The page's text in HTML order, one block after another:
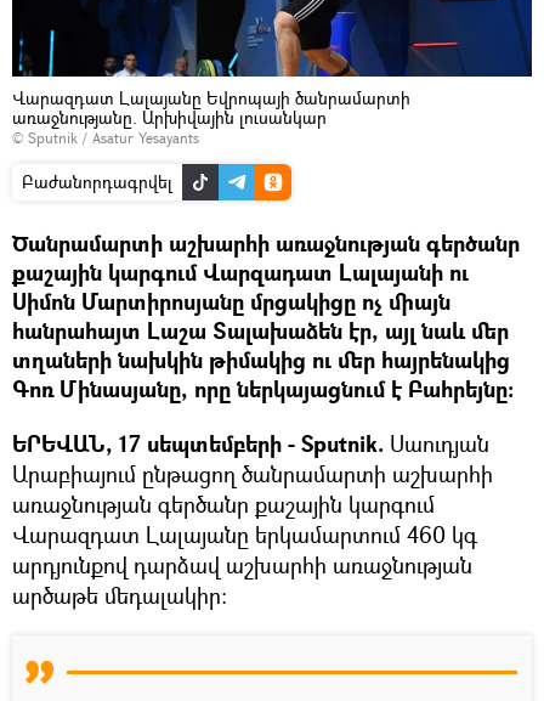
Վարազդատ Լալայանը Եվրոպայի ծանրամարտի
առաջնությանը. Արխիվային լուսանկար
© Sputnik / Asatur Yesayants
Բաժանորդագրվել
Ծանրամարտի աշխարհի առաջնության գերծանր
քաշային կարգում Վարզադատ Լալայանի ու
Սիմոն Մարտիրոսյանը մրցակիցը ոչ միայն
հանրահայտ Լաշա Տալախաձեն էր, այլ նաև մեր
տղաների նախկին թիմակից ու մեր հայրենակից
Գոռ Մինասյանը, որը ներկայացնում է Բահրեյնը։
ԵՐԵՎԱՆ, 17 սեպտեմբերի - Sputnik. Սաուդյան
Արաբիայում ընթացող ծանրամարտի աշխարհի
առաջնության գերծանր քաշային կարգում
Վարազդատ Լալայանը երկամարտում 460 կգ
արդյունքով դարձավ աշխարհի առաջնության
արծաթե մեդալակիր։